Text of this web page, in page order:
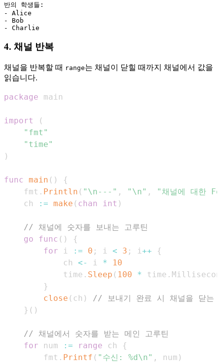
반의 학생들:
- Alice
- Bob
4. 채널 반복
채널을 반복할 때 range는 채널이 닫힐 때까지 채널에서 값을
읽습니다.
package
import
(
"fmt"
"time"
)
func main ( )
{
    fmt
. Println ( "\n---" , "\n" ,
"채널에 대한
    ch
:= make ( chan int )
// 채널에 숫자를 보내는 고루틴
go
func ( )
{
for i := 0 ; i < 3 ; i++
{
            ch
<- i *
10
            time
. Sleep ( 100 * time .
}
close ( ch )
// 보내기 완료 시 채널을 닫는
} ( )
// 채널에서 숫자를 받는 메인 고루틴
for num := range ch
{
        fmt
. Printf ( "수신: %d\n" , num )